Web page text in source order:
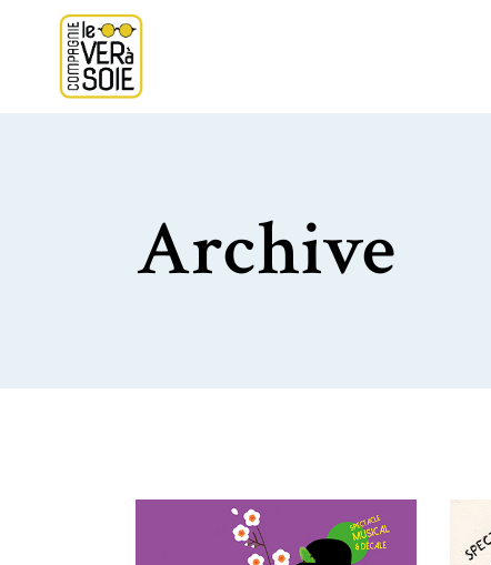
Archive